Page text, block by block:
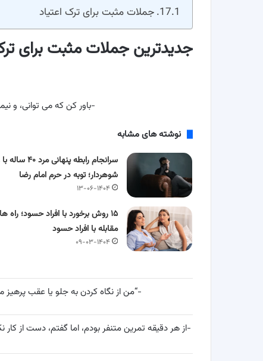
جملات مثبت برای ترک اعتیاد
جدیدترین جملات مثبت برای
-باور کن که می توانی، و
نوشته های مشابه
سرانجام رابطه پنهانی مرد
شوهردار؛ توبه در حرم امام رضا
۱۳-۰۶-۱۴۰۴
۱۵ روش برخورد با افراد حسود؛ راه
مقابله با افراد حسود
۰۹-۰۳-۱۴۰۴
-“من از نگاه کردن به جلو یا عقب پرهیز
-از هر دقیقه تمرین متنفر بودم، اما گفتم، دست از